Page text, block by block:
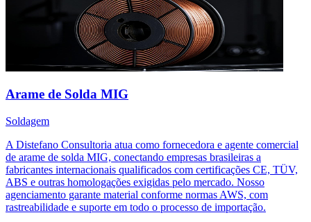
Arame de Solda MIG
Soldagem
A Distefano Consultoria atua como fornecedora e agente comercial
de arame de solda MIG, conectando empresas brasileiras a
fabricantes internacionais qualificados com certificações CE, TÜV,
ABS e outras homologações exigidas pelo mercado. Nosso
agenciamento garante material conforme normas AWS, com
rastreabilidade e suporte em todo o processo de importação.